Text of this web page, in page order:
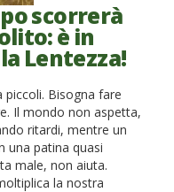
scorrerà
è in
Lentezza!
piccoli. Bisogna fare
Il mondo non aspetta,
ritardi, mentre un
una patina quasi
male, non aiuta.
la nostra